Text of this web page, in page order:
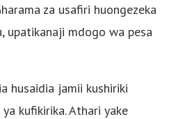
za usafiri huongezeka
upatikanaji mdogo wa pesa
husaidia jamii kushiriki
kufikirika. Athari yake